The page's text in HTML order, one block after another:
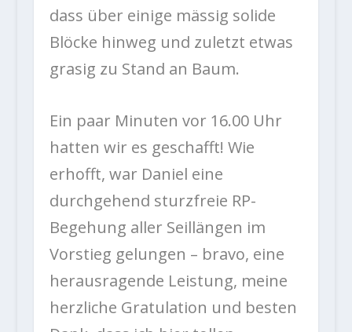
dass über einige mässig solide
Blöcke hinweg und zuletzt etwas
grasig zu Stand an Baum.
Ein paar Minuten vor 16.00 Uhr
hatten wir es geschafft! Wie
erhofft, war Daniel eine
durchgehend sturzfreie RP-
Begehung aller Seillängen im
Vorstieg gelungen – bravo, eine
herausragende Leistung, meine
herzliche Gratulation und besten